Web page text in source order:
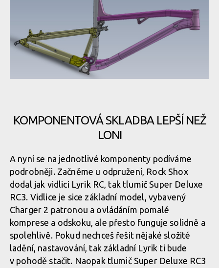
Rock Machine BLIZZARD 90-27 - detail vstupu do vnitřního
vedení kabeláže
Rock Machine BLIZZARD 90-27 - detail vstupu do vnitřního
Rock Machine BLIZZARD 90-27 - detail vstupu do vnitřního
vedení kabeláže
Rock Machine BLIZZARD 90-27 - detail vstupu do vnitřního
vedení kabeláže
Rock Machine BLIZZARD 90-27 - schéma vnitřního vedení
Rock Machine BLIZZARD 90-27 - schéma vnitřního vedení
kabeláže
Rock Machine BLIZZARD 90-27 - schéma vnitřního vedení
kabeláže
KOMPONENTOVÁ SKLADBA LEPŠÍ NEŽ
LONI
A nyní se na jednotlivé komponenty podíváme
podrobněji. Začněme u odpružení, Rock Shox
dodal jak vidlici Lyrik RC, tak tlumič Super Deluxe
RC3. Vidlice je sice základní model, vybavený
Charger 2 patronou a ovládáním pomalé
komprese a odskoku, ale přesto funguje solidně a
spolehlivě. Pokud nechceš řešit nějaké složité
ladění, nastavování, tak základní Lyrik ti bude
v pohodě stačit. Naopak tlumič Super Deluxe RC3